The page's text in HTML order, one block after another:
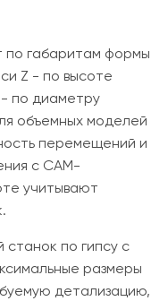
по габаритам формы
Z - по высоте
по диаметру
объемных моделей
перемещений и
с CAM-
учитывают
по гипсу с
размеры
детализацию,